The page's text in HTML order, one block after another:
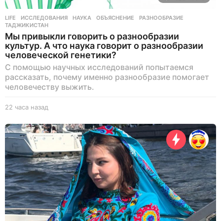
LIFE ИССЛЕДОВАНИЯ ,НАУКА ,ОБЪЯСНЕНИЕ ,РАЗНООБРАЗИЕ
ТАДЖИКИСТАН
Мы привыкли говорить о разнообразии
культур. А что наука говорит о разнообразии
человеческой генетики?
С помощью научных исследований попытаемся
рассказать, почему именно разнообразие помогает
человечеству выжить.
22 часа назад
ч
а
н
а
з
а
д